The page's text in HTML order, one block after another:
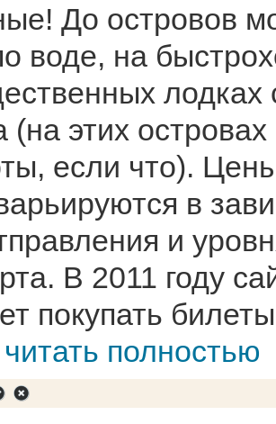
До островов
воде, на
лодках
этих островах
если что).
в
и
В 2011 году
покупать
читать полностью